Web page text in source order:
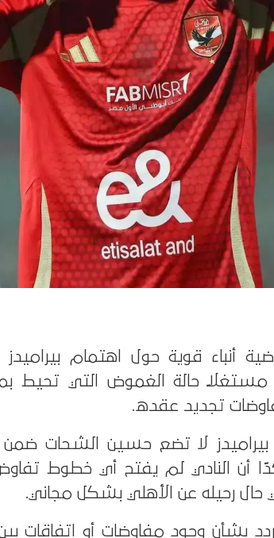
أنباء قوية حول اهتمام
مستغلًا حالة الغموض التي تحيط
تجديد عقده.
لا تضع حسين الشحات ضمن
أن النادي لم يفتح أي خطوط
رحيله عن الأهلي بشكل مجاني.
بشأن وجود مفاوضات أو اتفاقات